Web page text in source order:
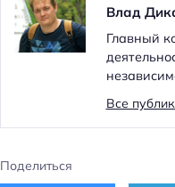
Влад
Главный
Все
Поделиться